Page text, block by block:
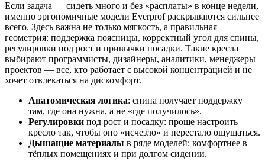
Если задача — сидеть много и без «расплаты» в конце недели,
именно эргономичные модели Everprof раскрываются сильнее
всего. Здесь важна не только мягкость, а правильная
геометрия: поддержка поясницы, корректный угол для спины,
регулировки под рост и привычки посадки. Такие кресла
выбирают программисты, дизайнеры, аналитики, менеджеры
проектов — все, кто работает с высокой концентрацией и не
хочет отвлекаться на дискомфорт.
Анатомическая логика: спина получает поддержку
там, где она нужна, а не «где получилось».
Регулировки под рост и посадку: проще настроить
кресло так, чтобы оно «исчезло» и перестало ощущаться.
Дышащие материалы в ряде моделей: комфортнее в
тёплых помещениях и при долгом сидении.